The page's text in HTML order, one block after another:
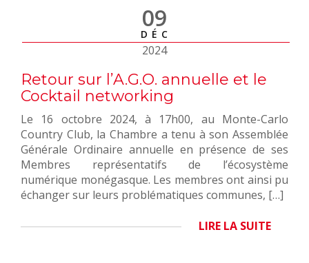
09
DÉC
2024
Retour sur l’A.G.O. annuelle et le
Cocktail networking
Le 16 octobre 2024, à 17h00, au Monte-Carlo
Country Club, la Chambre a tenu à son Assemblée
Générale Ordinaire annuelle en présence de ses
Membres représentatifs de l’écosystème
numérique monégasque. Les membres ont ainsi pu
échanger sur leurs problématiques communes, […]
LIRE LA SUITE